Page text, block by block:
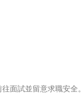
面試並留意求職安全。